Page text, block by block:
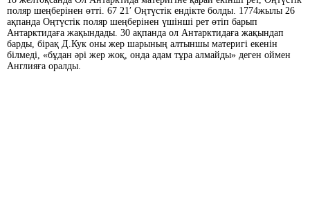
поляр шеңберінен өтті. 67 21′ Оңтүстік ендікте болды. 1774жылы 26
ақпанда Оңтүстік поляр шеңберінен үшінші рет өтіп барып
Антарктидаға жақындады. 30 ақпанда ол Антарктидаға жақындап
барды, бірақ Д.Кук оны жер шарының алтыншы материгі екенін
білмеді, «бұдан әрі жер жоқ, онда адам тұра алмайды» деген оймен
Англияға оралды.